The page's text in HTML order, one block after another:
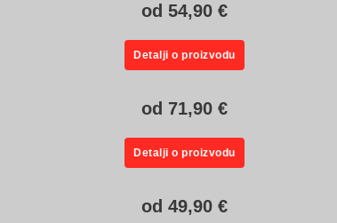
od 54,90 €
Detalji o proizvodu
od 71,90 €
Detalji o proizvodu
od 49,90 €